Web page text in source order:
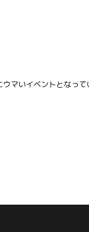
いイベントとなって